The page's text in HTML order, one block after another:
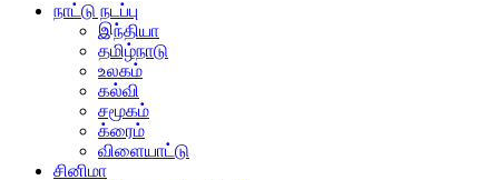
நாட்டு நடப்பு
இந்தியா
தமிழ்நாடு
உலகம்
கல்வி
சமூகம்
க்ரைம்
விளையாட்டு
சினிமா